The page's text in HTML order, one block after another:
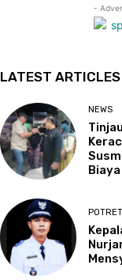
-
LATEST ARTICLES
NEWS